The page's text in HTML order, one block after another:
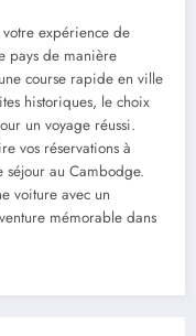
expérience de
pays de manière
course rapide en ville
historiques, le choix
un voyage réussi.
vos réservations à
séjour au Cambodge.
voiture avec un
mémorable dans